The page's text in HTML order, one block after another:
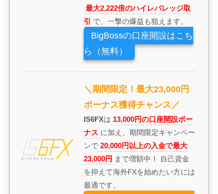
最大2,222倍のハイレバレッジ取
引
で、一撃の爆益も狙えます。
BigBossの口座開設はこち
ら（無料）
＼期間限定！最大23,000円
ボーナス獲得チャンス／
IS6FXは 13,000円の口座開設ボー
ナス に加え、期間限定キャンペー
ンで 20,000円以上の入金で最大
23,000円 まで増額中！ 自己資金
を抑えて海外FXを始めたい方には
最適です。